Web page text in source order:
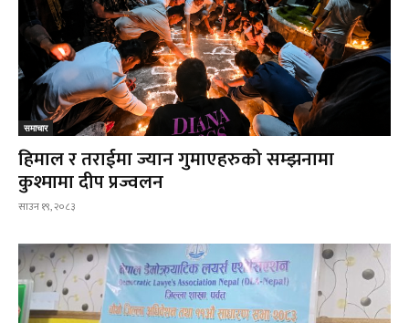
समाचार
हिमाल र तराईमा ज्यान गुमाएहरुको सम्झनामा
कुश्मामा दीप प्रज्वलन
साउन १९, २०८३